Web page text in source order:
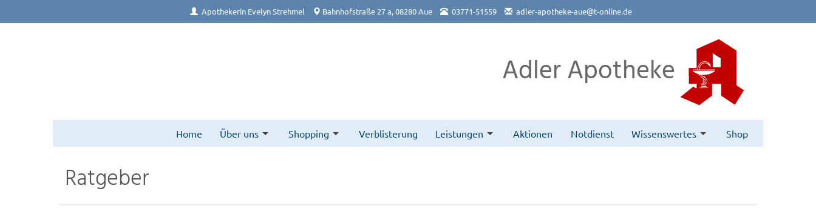
Apothekerin Evelyn Strehmel Bahnhofstraße 27 a, 08280 Aue 03771-51559 adler-apotheke-aue@t-online.de
Adler Apotheke
Home Über uns Shopping Verblisterung Leistungen Aktionen Notdienst Wissenswertes Shop
Ratgeber